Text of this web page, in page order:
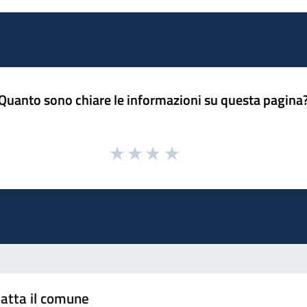
sono chiare le informazioni su questa
il comune